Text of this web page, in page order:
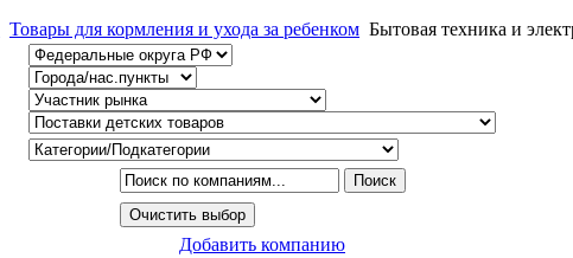
Товары для кормления и ухода за ребенком Бытовая техника и
Добавить компанию